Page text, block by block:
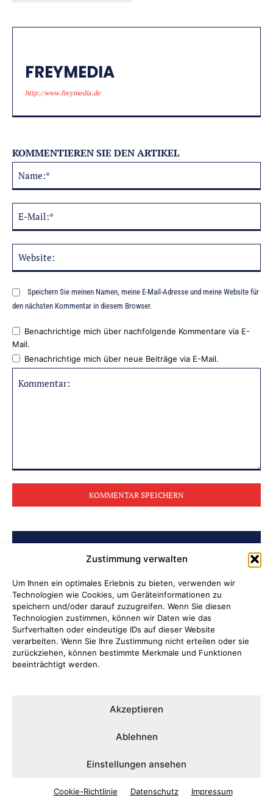
Zustimmung verwalten
Um Ihnen ein optimales Erlebnis zu bieten, verwenden wir
Technologien wie Cookies, um Geräteinformationen zu
speichern und/oder darauf zuzugreifen. Wenn Sie diesen
Technologien zustimmen, können wir Daten wie das
Surfverhalten oder eindeutige IDs auf dieser Website
verarbeiten. Wenn Sie Ihre Zustimmung nicht erteilen oder sie
zurückziehen, können bestimmte Merkmale und Funktionen
beeinträchtigt werden.
Akzeptieren
Ablehnen
Einstellungen ansehen
Cookie-Richtlinie Datenschutz Impressum
FREYMEDIA
http://www.freymedia.de
KOMMENTIEREN SIE DEN ARTIKEL
Speichern Sie meinen Namen, meine E-Mail-Adresse und meine Website für
den nächsten Kommentar in diesem Browser.
Benachrichtige mich über nachfolgende Kommentare via E-
Mail.
Benachrichtige mich über neue Beiträge via E-Mail.
BELIEBTE BEITRÄGE
Archiv der Initiative „Jüdisch in
Attendorn“ erschlossen
Soldatenleben damals und heute
Verantwortung übernehmen, wenn
Kinder Schutz und Orientierung
Ni hao in Attendorn
Lauter Abend in der NoiseBox